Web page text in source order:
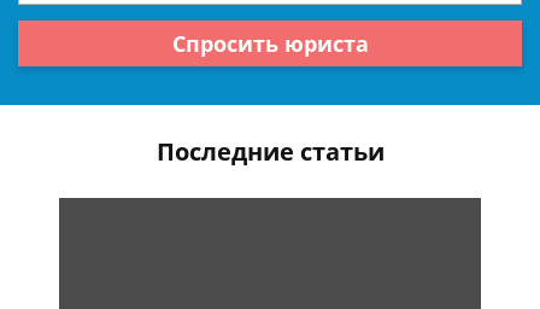
Спросить юриста
Последние статьи